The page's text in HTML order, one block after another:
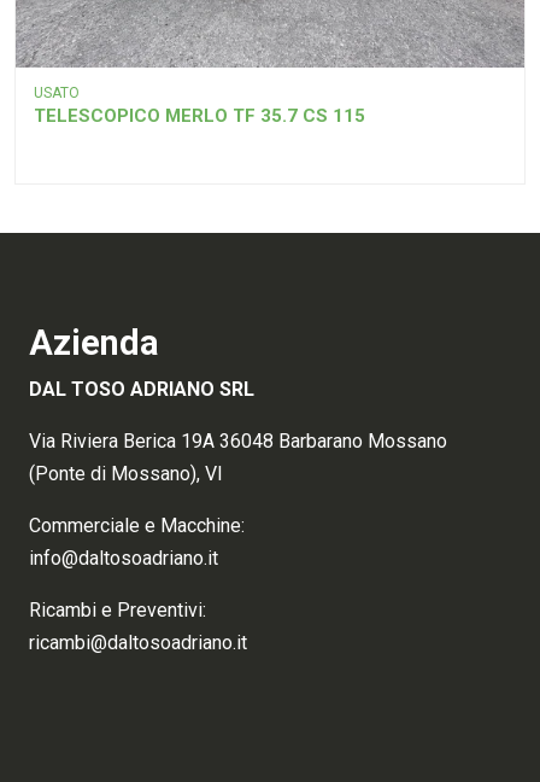
USATO
TELESCOPICO MERLO TF 35.7 CS 115
Azienda
DAL TOSO ADRIANO SRL
Via Riviera Berica 19A 36048 Barbarano Mossano
(Ponte di Mossano), VI
Commerciale e Macchine:
info@daltosoadriano.it
Ricambi e Preventivi:
ricambi@daltosoadriano.it